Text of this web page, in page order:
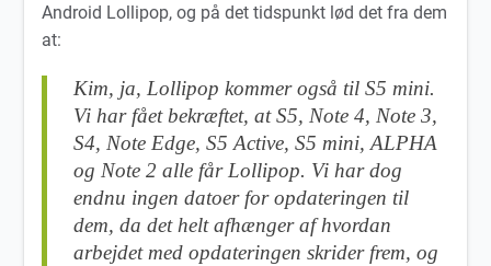
Android Lollipop, og på det tidspunkt lød det fra dem
at:
Kim, ja, Lollipop kommer også til S5 mini.
Vi har fået bekræftet, at S5, Note 4, Note 3,
S4, Note Edge, S5 Active, S5 mini, ALPHA
og Note 2 alle får Lollipop. Vi har dog
endnu ingen datoer for opdateringen til
dem, da det helt afhænger af hvordan
arbejdet med opdateringen skrider frem, og